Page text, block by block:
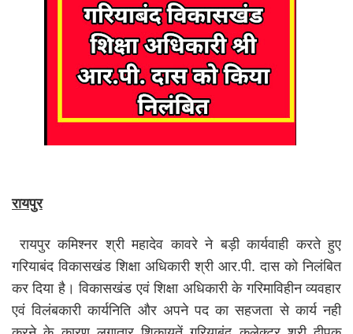
रायपुर
रायपुर कमिश्नर श्री महादेव कावरे ने बड़ी कार्यवाही करते हुए
गरियाबंद विकासखंड शिक्षा अधिकारी श्री आर.पी. दास को निलंबित
कर दिया है। विकासखंड एवं शिक्षा अधिकारी के गरिमाविहीन व्यवहार
एवं विलंबकारी कार्यनिति और अपने पद का सहजता से कार्य नही